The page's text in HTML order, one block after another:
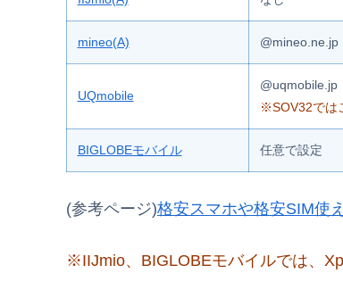
mineo(A) @mineo.ne.jp
UQmobile
@uqmobile.jp
※SOV32では
BIGLOBEモバイル 任意で設定
(参考ページ)格安スマホや格安SIM使
※IIJmio、BIGLOBEモバイルでは、